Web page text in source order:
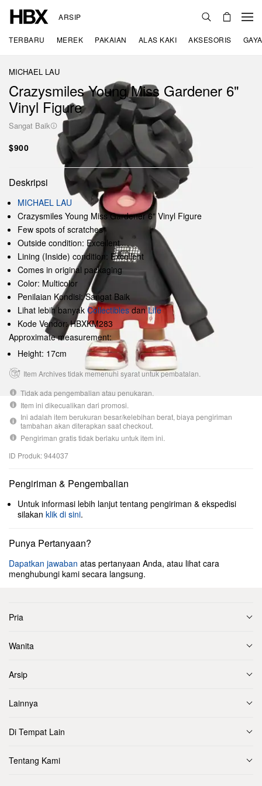
ARSIP
TERBARU MEREK PAKAIAN ALAS KAKI AKSESORIS
MICHAEL LAU
Crazysmiles Young Miss Gardener 6"
Vinyl Figure
Sangat Baik
$900
Deskripsi
MICHAEL LAU
Crazysmiles Young Miss Gardener 6" Vinyl Figure
Few spots of scratches
Outside condition: Excellent
Lining (Inside) condition: Excellent
Comes in original packaging
Color: Multicolor
Penilaian Kondisi: Sangat Baik
Lihat lebih banyak CollectiblesdanLife
Kode Vendor: HBXKM283
Approximate measurement:
Height: 17cm
Item Archives tidak memenuhi syarat untuk pembatalan.
Tidak ada pengembalian atau penukaran.
Item ini dikecualikan dari promosi.
Ini adalah item berukuran besar/kelebihan berat, biaya pengiriman
tambahan akan diterapkan saat checkout.
Pengiriman gratis tidak berlaku untuk item ini.
ID Produk: 944037
Pengiriman & Pengembalian
Untuk informasi lebih lanjut tentang pengiriman & ekspedisi
silakan klik di sini.
Punya Pertanyaan?
Dapatkan jawaban atas pertanyaan Anda, atau lihat cara
menghubungi kami secara langsung.
Pria
Wanita
Arsip
Lainnya
Di Tempat Lain
Tentang Kami